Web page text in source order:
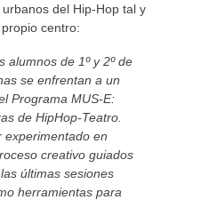
del Hip-Hop tal y
centro:
alumnos de 1º y 2º de
se enfrentan a un
Programa MUS-E:
de HipHop-Teatro.
experimentado en
creativo guiados
últimas sesiones
herramientas para